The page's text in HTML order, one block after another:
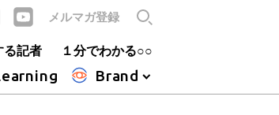
る記者 １分でわかる○○
Brand
メルマガ登録